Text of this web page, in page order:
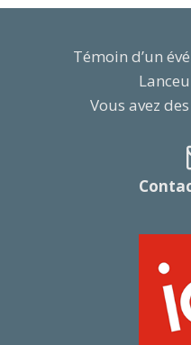
Témoin d’un
Vous avez